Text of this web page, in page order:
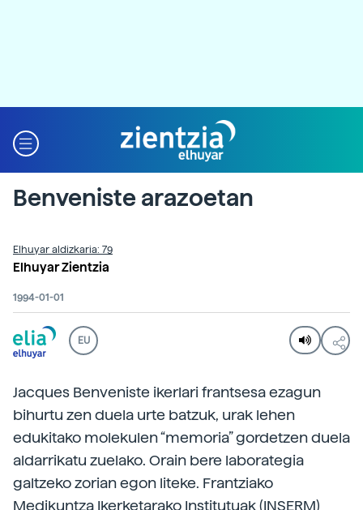
Benveniste arazoetan
Elhuyar aldizkaria: 79
Elhuyar Zientzia
1994-01-01
EU
Jacques Benveniste ikerlari frantsesa ezagun
bihurtu zen duela urte batzuk, urak lehen
edukitako molekulen “memoria” gordetzen duela
aldarrikatu zuelako. Orain bere laborategia
galtzeko zorian egon liteke. Frantziako
Medikuntza Ikerketarako Institutuak (INSERM)